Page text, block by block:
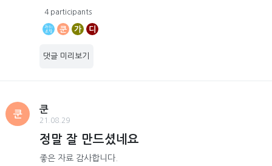
4 participants
쿤 가 디
댓글 미리보기
쿤
쿤
21.08.29
정말 잘 만드셨네요
좋은 자료 감사합니다.